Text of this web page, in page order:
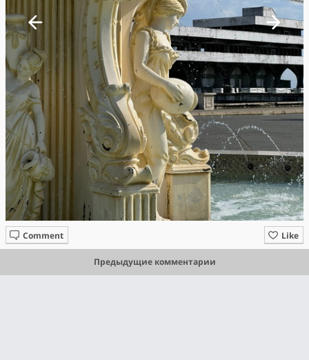
Like
Comment
Предыдущие комментарии